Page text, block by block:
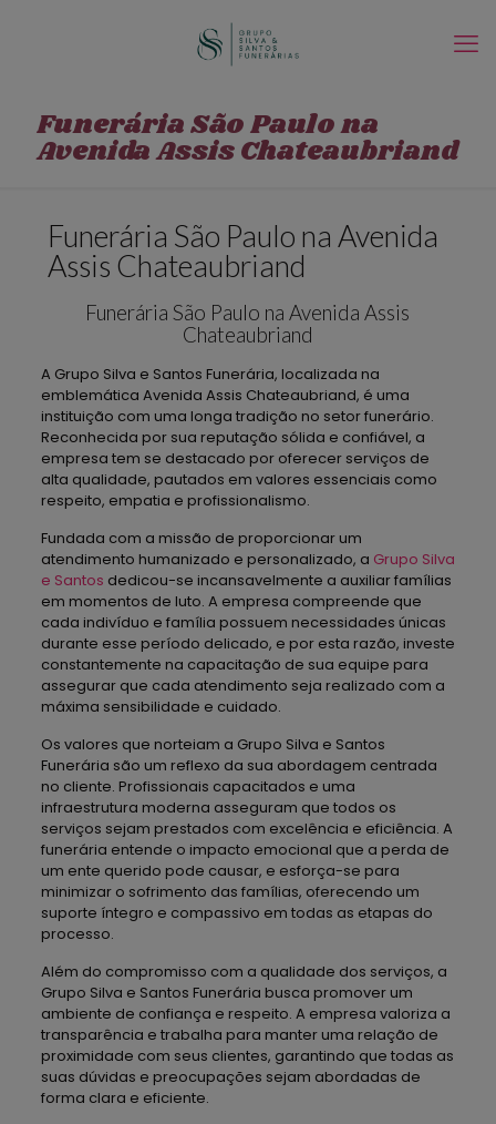
Funerária São Paulo na
Avenida Assis Chateaubriand
Funerária São Paulo na Avenida
Assis Chateaubriand
Funerária São Paulo na Avenida Assis
Chateaubriand
A Grupo Silva e Santos Funerária, localizada na
emblemática Avenida Assis Chateaubriand, é uma
instituição com uma longa tradição no setor funerário.
Reconhecida por sua reputação sólida e confiável, a
empresa tem se destacado por oferecer serviços de
alta qualidade, pautados em valores essenciais como
respeito, empatia e profissionalismo.
Fundada com a missão de proporcionar um
atendimento humanizado e personalizado, a Grupo Silva
e Santos dedicou-se incansavelmente a auxiliar famílias
em momentos de luto. A empresa compreende que
cada indivíduo e família possuem necessidades únicas
durante esse período delicado, e por esta razão, investe
constantemente na capacitação de sua equipe para
assegurar que cada atendimento seja realizado com a
máxima sensibilidade e cuidado.
Os valores que norteiam a Grupo Silva e Santos
Funerária são um reflexo da sua abordagem centrada
no cliente. Profissionais capacitados e uma
infraestrutura moderna asseguram que todos os
serviços sejam prestados com excelência e eficiência. A
funerária entende o impacto emocional que a perda de
um ente querido pode causar, e esforça-se para
minimizar o sofrimento das famílias, oferecendo um
suporte íntegro e compassivo em todas as etapas do
processo.
Além do compromisso com a qualidade dos serviços, a
Grupo Silva e Santos Funerária busca promover um
ambiente de confiança e respeito. A empresa valoriza a
transparência e trabalha para manter uma relação de
proximidade com seus clientes, garantindo que todas as
suas dúvidas e preocupações sejam abordadas de
forma clara e eficiente.